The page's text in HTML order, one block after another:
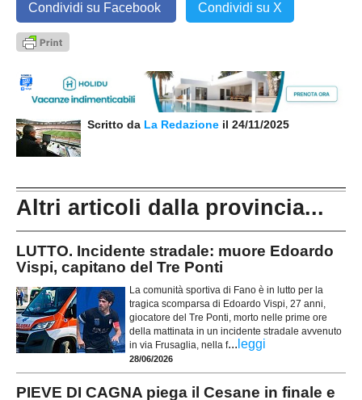
Condividi su Facebook Condividi su X
Scritto da La Redazione il 24/11/2025
Altri articoli dalla provincia...
LUTTO. Incidente stradale: muore Edoardo
Vispi, capitano del Tre Ponti
La comunità sportiva di Fano è in lutto per la
tragica scomparsa di Edoardo Vispi, 27 anni,
giocatore del Tre Ponti, morto nelle prime ore
della mattinata in un incidente stradale avvenuto
in via Frusaglia, nella f... leggi
28/06/2026
PIEVE DI CAGNA piega il Cesane in finale e